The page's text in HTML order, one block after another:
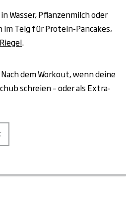
Wasser, Pflanzenmilch oder
im Teig für Protein-Pancakes,
.
Nach dem Workout, wenn deine
schreien – oder als Extra-